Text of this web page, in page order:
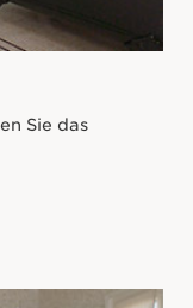
Sie das